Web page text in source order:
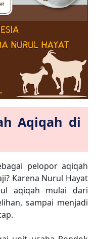
Aqiqah di
pelopor aqiqah
Karena Nurul Hayat
aqiqah mulai dari
sampai menjadi